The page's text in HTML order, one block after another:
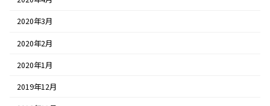
2020年3月
2020年2月
2020年1月
2019年12月